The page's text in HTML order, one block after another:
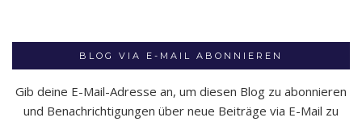
BLOG VIA E-MAIL ABONNIEREN
Gib deine E-Mail-Adresse an, um diesen Blog zu abonnieren
und Benachrichtigungen über neue Beiträge via E-Mail zu